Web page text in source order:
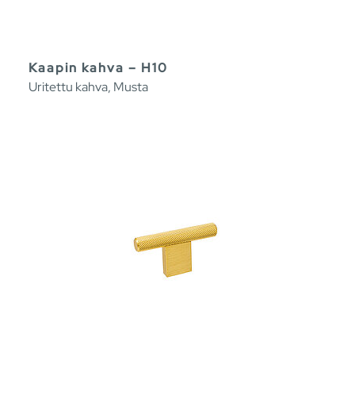
Kaapin kahva – H10
Uritettu kahva, Musta